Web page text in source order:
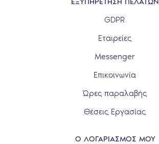
GDPR
Εταιρείες
Messenger
Επικοινωνία
Ώρες παραλαβής
Θέσεις Εργασίας
Ο ΛΟΓΑΡΙΑΣΜΟΣ ΜΟΥ